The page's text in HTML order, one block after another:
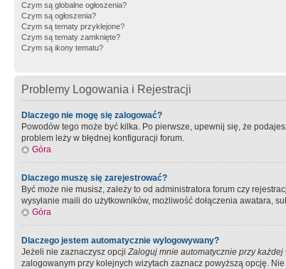
Czym są globalne ogłoszenia?
Czym są ogłoszenia?
Czym są tematy przyklejone?
Czym są tematy zamknięte?
Czym są ikony tematu?
Problemy Logowania i Rejestracji
Dlaczego nie mogę się zalogować?
Powodów tego może być kilka. Po pierwsze, upewnij się, że
problem leży w błędnej konfiguracji forum.
Góra
Dlaczego muszę się zarejestrować?
Być może nie musisz, zależy to od administratora forum czy
wysyłanie maili do użytkowników, możliwość dołączenia awatara,
Góra
Dlaczego jestem automatycznie wylogowywany?
Jeżeli nie zaznaczysz opcjiZaloguj mnie automatycznie przy każdej
zalogowanym przy kolejnych wizytach zaznacz powyższą opcję.